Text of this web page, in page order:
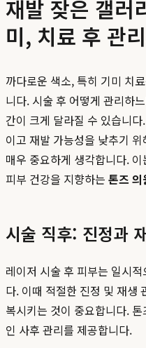
재발 잦은 갤러
미, 치료 후 관
까다로운 색소, 특히 기미 치
니다. 시술 후 어떻게 관리하
간이 크게 달라질 수 있습니다.
이고 재발 가능성을 낮추기
매우 중요하게 생각합니다.
피부 건강을 지향하는 톤즈 의
시술 직후: 진정과
레이저 시술 후 피부는 일시
다. 이때 적절한 진정 및 재생
복시키는 것이 중요합니다.
인 사후 관리를 제공합니다.